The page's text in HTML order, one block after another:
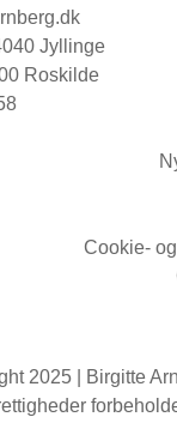
Jyllinge
Roskilde
Cookie-
2025 | Birgitte